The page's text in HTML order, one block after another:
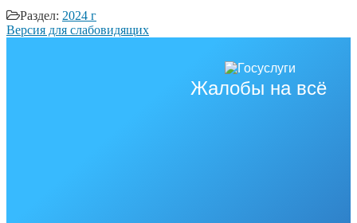
Раздел: 2024 г
Версия для слабовидящих
Жалобы на всё